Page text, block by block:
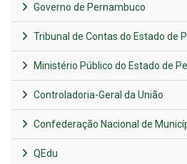
Governo de Pernambuco
Tribunal de Contas do Estado de
Ministério Público do Estado de
Controladoria-Geral da União
Confederação Nacional de
QEdu